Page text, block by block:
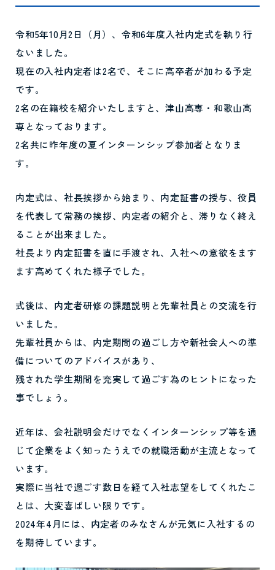
令和5年10月2日（月）、令和6年度入社内定式を執り行
ないました。
現在の入社内定者は2名で、そこに高卒者が加わる予定
です。
2名の在籍校を紹介いたしますと、津山高専・和歌山高
専となっております。
2名共に昨年度の夏インターンシップ参加者となりま
す。
内定式は、社長挨拶から始まり、内定証書の授与、役員
を代表して常務の挨拶、内定者の紹介と、滞りなく終え
ることが出来ました。
社長より内定証書を直に手渡され、入社への意欲をます
ます高めてくれた様子でした。
式後は、内定者研修の課題説明と先輩社員との交流を行
いました。
先輩社員からは、内定期間の過ごし方や新社会人への準
備についてのアドバイスがあり、
残された学生期間を充実して過ごす為のヒントになった
事でしょう。
近年は、会社説明会だけでなくインターンシップ等を通
じて企業をよく知ったうえでの就職活動が主流となって
います。
実際に当社で過ごす数日を経て入社志望をしてくれたこ
とは、大変喜ばしい限りです。
2024年4月には、内定者のみなさんが元気に入社するの
を期待しています。